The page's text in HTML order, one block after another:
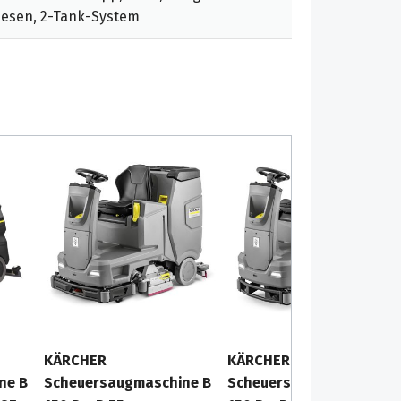
2-Tank-System
B
KÄRCHER
Scheuersaugmaschine B
KÄRCHER
Scheuersaugmaschine B